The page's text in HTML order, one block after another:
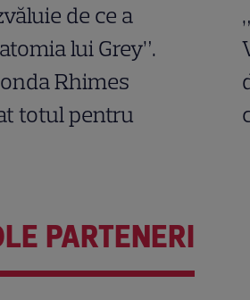
de ce a
lui Grey”.
Rhimes
totul pentru
PARTENERI